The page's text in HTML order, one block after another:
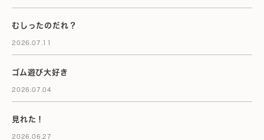
むしったのだれ？
2026.07.11
ゴム遊び大好き
2026.07.04
見れた！
2026.06.27